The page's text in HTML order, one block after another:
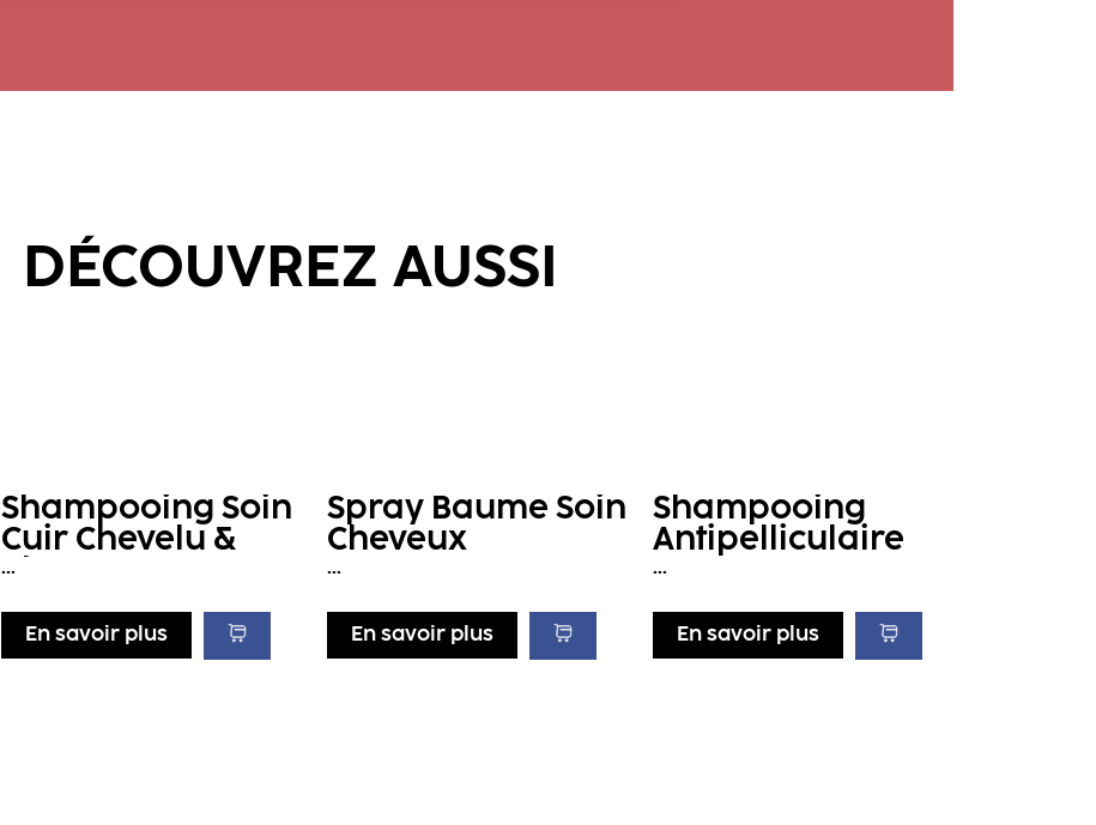
DÉCOUVREZ AUSSI
Shampooing Soin
Cuir Chevelu &
Cheveux
...
En savoir plus
Spray Baume Soin
Cheveux
...
En savoir plus
Shampooing
Antipelliculaire
...
En savoir plus